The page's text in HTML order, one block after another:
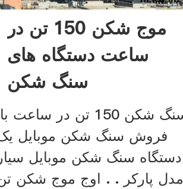
موج شکن 150 تن در
ساعت دستگاه های
سنگ شکن
سنگ شکن 150 تن در ساعت
فروش سنگ شکن موبایل
دستگاه سنگ شکن موبایل سیار
مدل پارکر . . اوج موج شکن